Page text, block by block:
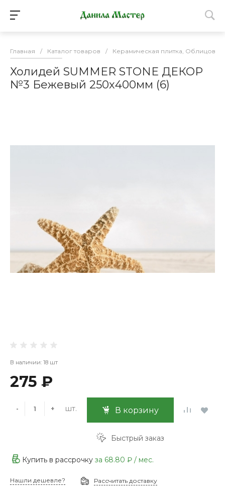
Главная / Каталог товаров / Керамическая плитка,
Холидей SUMMER STONE ДЕКОР
№3 Бежевый 250х400мм (6)
В наличии: 18 шт
275 ₽
- + шт. В корзину
Быстрый заказ
Купить в рассрочку за 68.80 ₽ / мес.
Нашли дешевле? Рассчитать доставку